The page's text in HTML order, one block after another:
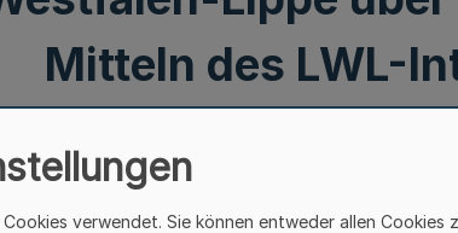
Mitteln des LWL-
Westfalen aus der
nach § 77
verwendet. Sie können entweder allen Cookies